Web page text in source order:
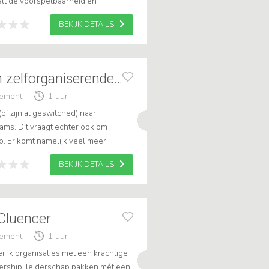
is heel druk met heel veel
BEKIJK DETAILS
Leidinggeven aan zelforganiserende teams
1 uur
zijn al geswitched) naar
Dit vraagt echter ook om
Er komt namelijk veel meer
bij deze teams te liggen. En
BEKIJK DETAILS
1 uur
ik organisaties met een krachtige